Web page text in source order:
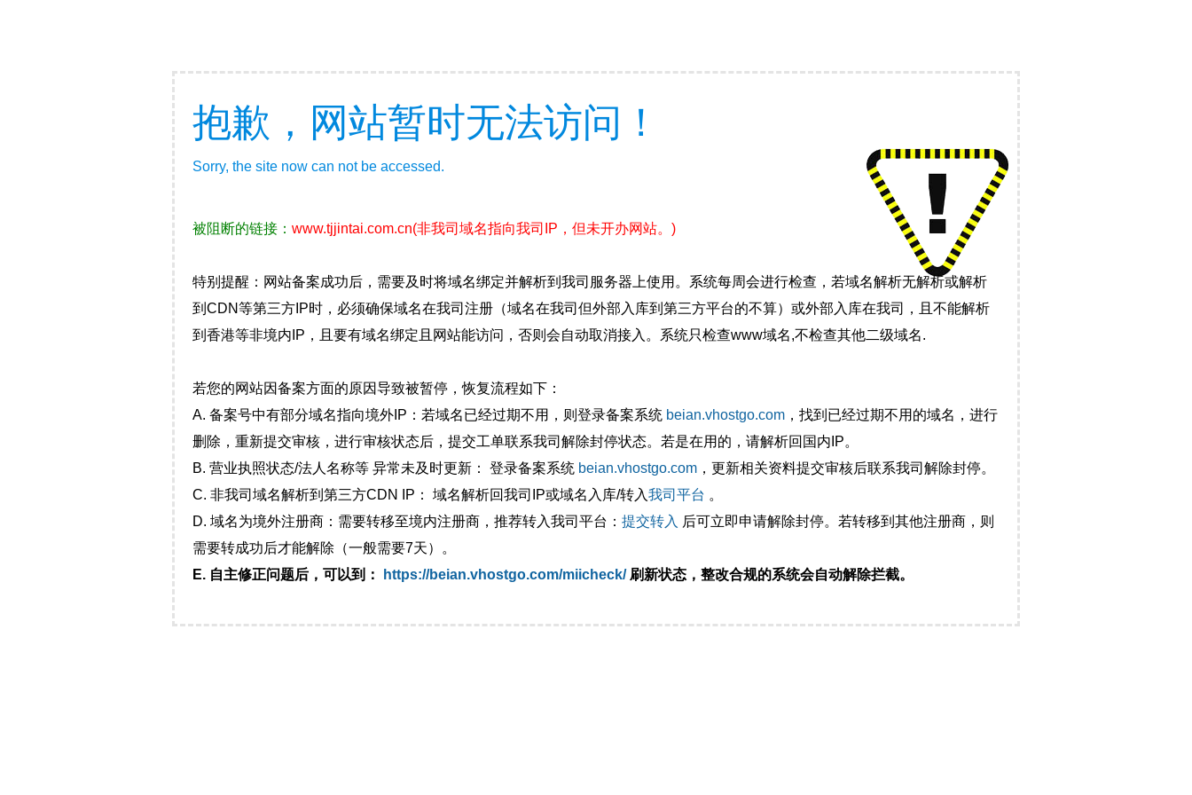
抱歉，网站暂时无法访问！
Sorry, the site now can not be accessed.
被阻断的链接： www.tjjintai.com.cn(非我司域名指向我司IP，但未开办网站。)
特别提醒：网站备案成功后，需要及时将域名绑定并解析到我司服务器上使用。系统每周会进行检查，若域名解析无解析或解析
到CDN等第三方IP时，必须确保域名在我司注册（域名在我司但外部入库到第三方平台的不算）或外部入库在我司，且不能解析
到香港等非境内IP，且要有域名绑定且网站能访问，否则会自动取消接入。系统只检查www域名,不检查其他二级域名.
若您的网站因备案方面的原因导致被暂停，恢复流程如下：
A. 备案号中有部分域名指向境外IP：若域名已经过期不用，则登录备案系统 beian.vhostgo.com ，找到已经过期不用的域名，进行
删除，重新提交审核，进行审核状态后，提交工单联系我司解除封停状态。若是在用的，请解析回国内IP。
B. 营业执照状态/法人名称等 异常未及时更新： 登录备案系统 beian.vhostgo.com ，更新相关资料提交审核后联系我司解除封停。
C. 非我司域名解析到第三方CDN IP： 域名解析回我司IP或域名入库/转入我司平台 。
D. 域名为境外注册商：需要转移至境内注册商，推荐转入我司平台： 提交转入 后可立即申请解除封停。若转移到其他注册商，则
需要转成功后才能解除（一般需要7天）。
E. 自主修正问题后，可以到：
https://beian.vhostgo.com/miicheck/刷新状态，整改合规的系统会自动解除拦截。